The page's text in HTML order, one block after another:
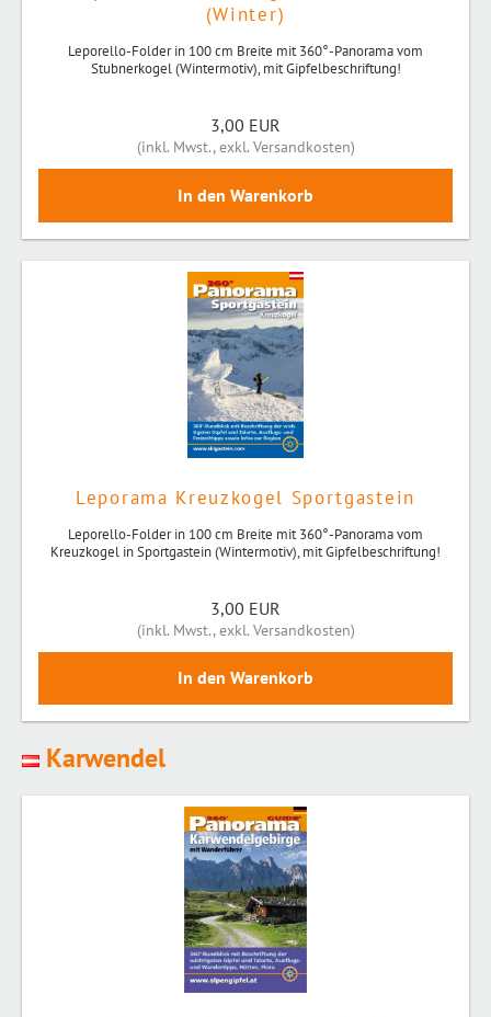
(Winter)
Leporello-Folder in 100 cm Breite mit 360°-Panorama vom
Stubnerkogel (Wintermotiv), mit Gipfelbeschriftung!
3,00 EUR
(inkl. Mwst.,exkl. Versandkosten)
Leporama Kreuzkogel Sportgastein
Leporello-Folder in 100 cm Breite mit 360°-Panorama vom
Kreuzkogel in Sportgastein (Wintermotiv), mit Gipfelbeschriftung!
3,00 EUR
(inkl. Mwst.,exkl. Versandkosten)
Karwendel